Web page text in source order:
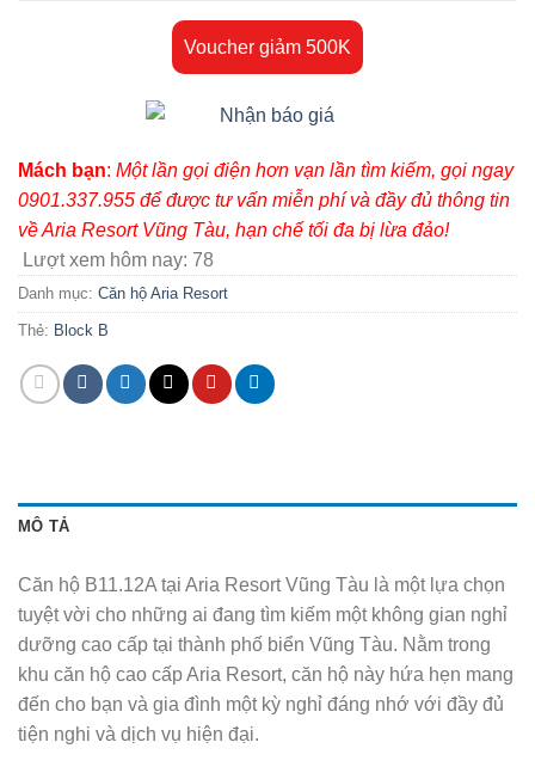
2.350.000 vnđ/
đêm.
Voucher giảm 500K
Mách bạn: Một lần gọi điện hơn vạn lần tìm kiếm, gọi ngay
0901.337.955 để được tư vấn miễn phí và đầy đủ thông tin
về Aria Resort Vũng Tàu, hạn chế tối đa bị lừa đảo!
Lượt xem hôm nay: 78
Danh mục: Căn hộ Aria Resort
Thẻ: Block B
MÔ TẢ
Căn hộ B11.12A tại Aria Resort Vũng Tàu là một lựa chọn
tuyệt vời cho những ai đang tìm kiếm một không gian nghỉ
dưỡng cao cấp tại thành phố biển Vũng Tàu. Nằm trong
khu căn hộ cao cấp Aria Resort, căn hộ này hứa hẹn mang
đến cho bạn và gia đình một kỳ nghỉ đáng nhớ với đầy đủ
tiện nghi và dịch vụ hiện đại.